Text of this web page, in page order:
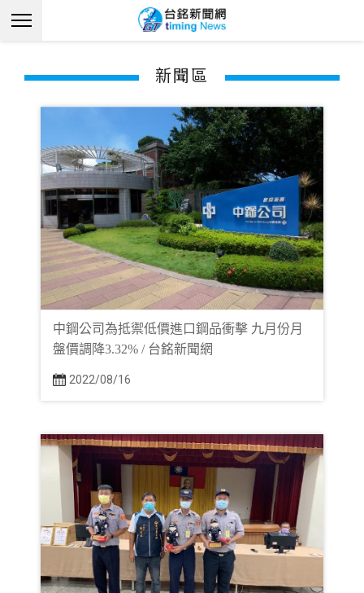
新聞區
中鋼公司為抵禦低價進口鋼品衝擊 九月份月
盤價調降3.32% / 台銘新聞網
2022/08/16